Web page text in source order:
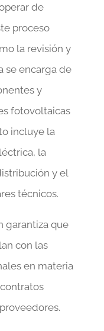
de
proceso
la revisión y
se encarga de
y
fotovoltaicas
incluye la
la
y el
técnicos.
garantiza que
con las
en materia